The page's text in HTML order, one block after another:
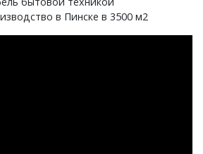
в Пинске в 3500 м2